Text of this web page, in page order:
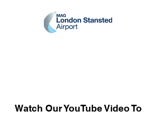
Watch Our YouTube Video To